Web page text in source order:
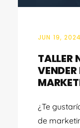
JUN 19,
TALLER
¿Te
de